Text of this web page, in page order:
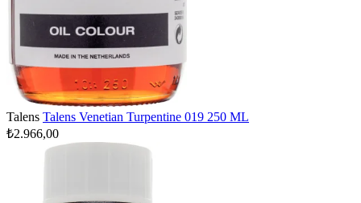
Talens Talens Venetian Turpentine 019 250 ML
₺2.966,00